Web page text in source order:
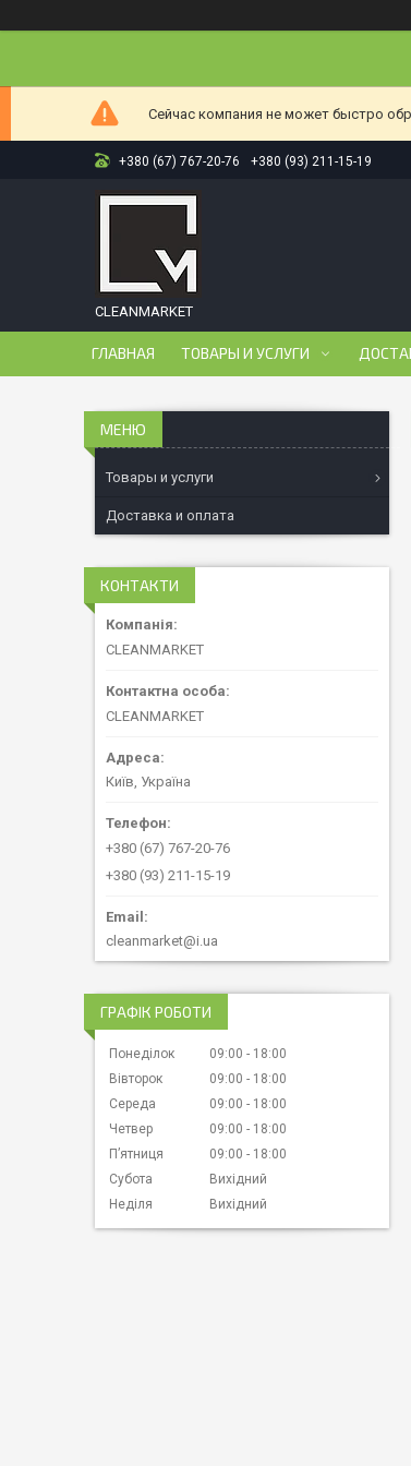
Сейчас компания не может быстро
+380 (67) 767-20-76 +380 (93) 211-15-19
CLEANMARKET
ГЛАВНАЯ ТОВАРЫ И УСЛУГИ
Товары и услуги
Доставка и оплата
КОНТАКТИ
CLEANMARKET
CLEANMARKET
Київ, Україна
+380 (67) 767-20-76
+380 (93) 211-15-19
cleanmarket@i.ua
ГРАФІК РОБОТИ
Понеділок 09:00
18:00
Вівторок
09:00
18:00
Середа
09:00
18:00
Четвер
09:00
18:00
Пʼятниця
09:00
18:00
Субота
Вихідний
Неділя
Вихідний